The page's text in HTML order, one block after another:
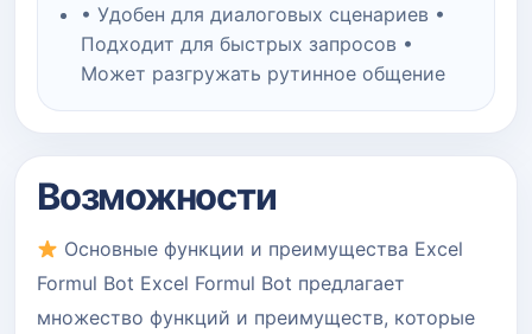
• Удобен для диалоговых сценариев •
Подходит для быстрых запросов •
Может разгружать рутинное общение
Возможности
Основные функции и преимущества Excel
Formul Bot Excel Formul Bot предлагает
множество функций и преимуществ, которые